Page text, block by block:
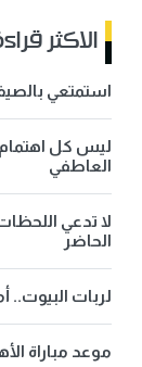
الاكثر
استمتعي
ليس كل
العاطفي
لا تدعي
الحاضر
لربات
موعد مباراة